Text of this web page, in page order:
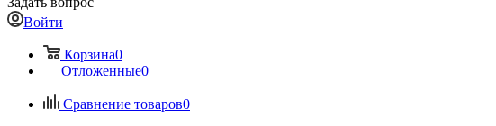
Войти
Корзина0
Отложенные0
Сравнение товаров0